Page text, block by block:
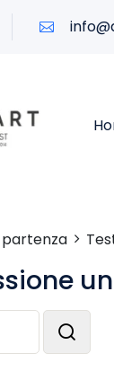
partenza